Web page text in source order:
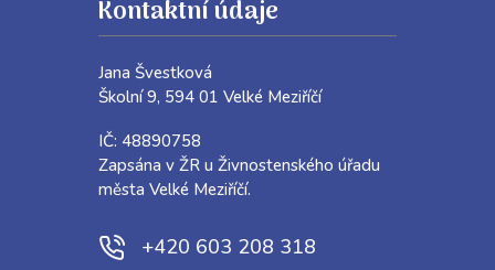
Kontaktní údaje
Jana Švestková
Školní 9, 594 01 Velké Meziříčí
IČ: 48890758
Zapsána v ŽR u Živnostenského úřadu
města Velké Meziříčí.
+420 603 208 318